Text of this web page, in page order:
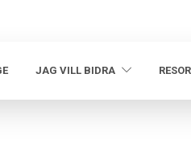
JAG VILL BIDRA RESOR